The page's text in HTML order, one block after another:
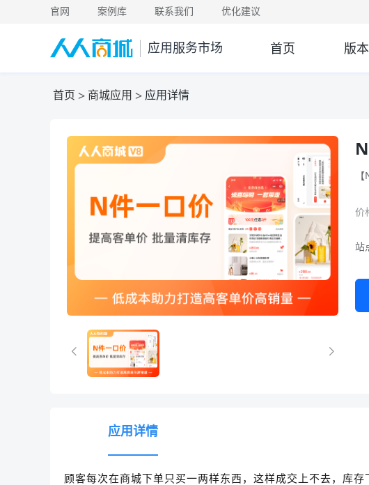
官网 案例库 联系我们 优化建议
应用服务市场 首页 版本
首页 商城应用 应用详情
价
站
应用详情
顾客每次在商城下单只买一两样东西，这样成交上不去，库